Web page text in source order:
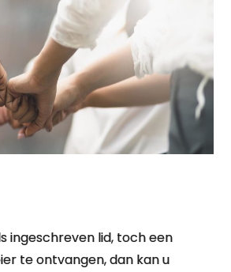
ingeschreven lid, toch een
te ontvangen, dan kan u